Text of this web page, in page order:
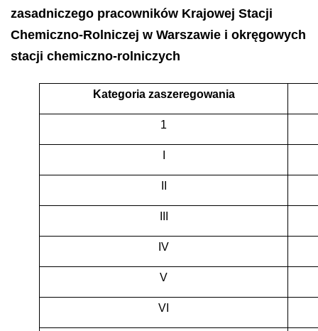
zasadniczego pracowników Krajowej Stacji
Chemiczno-Rolniczej w Warszawie i okręgowych
stacji chemiczno-rolniczych
Kategoria zaszeregowania
1
IV
V
VI